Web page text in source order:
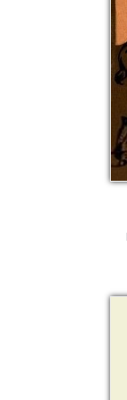
The
The